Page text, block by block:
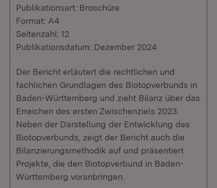
Publikationsart: Broschüre
Format: A4
Seitenzahl: 12
Publikationsdatum: Dezember 2024
Der Bericht erläutert die rechtlichen und
fachlichen Grundlagen des Biotopverbunds in
Baden-Württemberg und zieht Bilanz über das
Erreichen des ersten Zwischenziels 2023.
Neben der Darstellung der Entwicklung des
Biotopverbunds, zeigt der Bericht auch die
Bilanzierungsmethodik auf und präsentiert
Projekte, die den Biotopverbund in Baden-
Württemberg voranbringen.